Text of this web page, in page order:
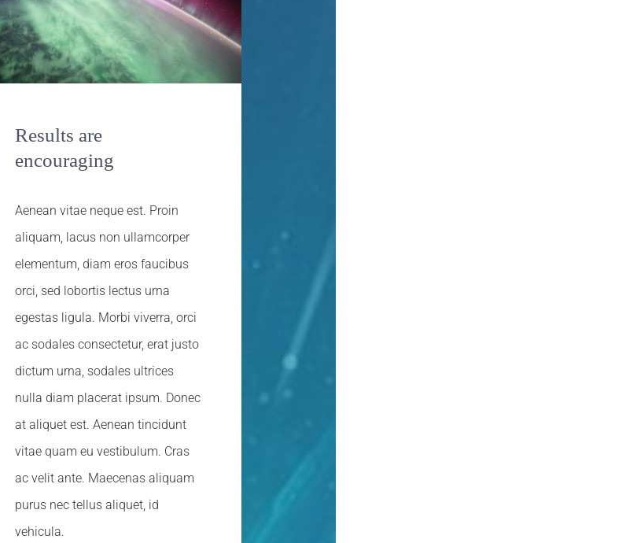
Results are
encouraging
Aenean vitae neque est. Proin
aliquam, lacus non ullamcorper
elementum, diam eros faucibus
orci, sed lobortis lectus urna
egestas ligula. Morbi viverra, orci
ac sodales consectetur, erat justo
dictum urna, sodales ultrices
nulla diam placerat ipsum. Donec
at aliquet est. Aenean tincidunt
vitae quam eu vestibulum. Cras
ac velit ante. Maecenas aliquam
purus nec tellus aliquet, id
vehicula.